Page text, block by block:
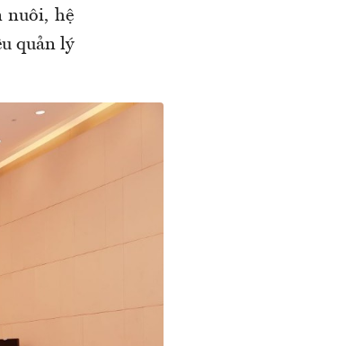
nuôi, hệ
quản lý